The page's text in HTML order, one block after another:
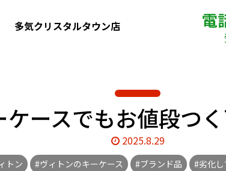
多気クリスタルタウン店 電
ースでもお値段つ
2025.8.29
トン #ヴィトンのキーケース #ブランド品 #劣化